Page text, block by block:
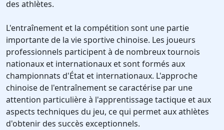
des athlètes.
L'entraînement et la compétition sont une partie
importante de la vie sportive chinoise. Les joueurs
professionnels participent à de nombreux tournois
nationaux et internationaux et sont formés aux
championnats d'État et internationaux. L'approche
chinoise de l'entraînement se caractérise par une
attention particulière à l'apprentissage tactique et aux
aspects techniques du jeu, ce qui permet aux athlètes
d'obtenir des succès exceptionnels.